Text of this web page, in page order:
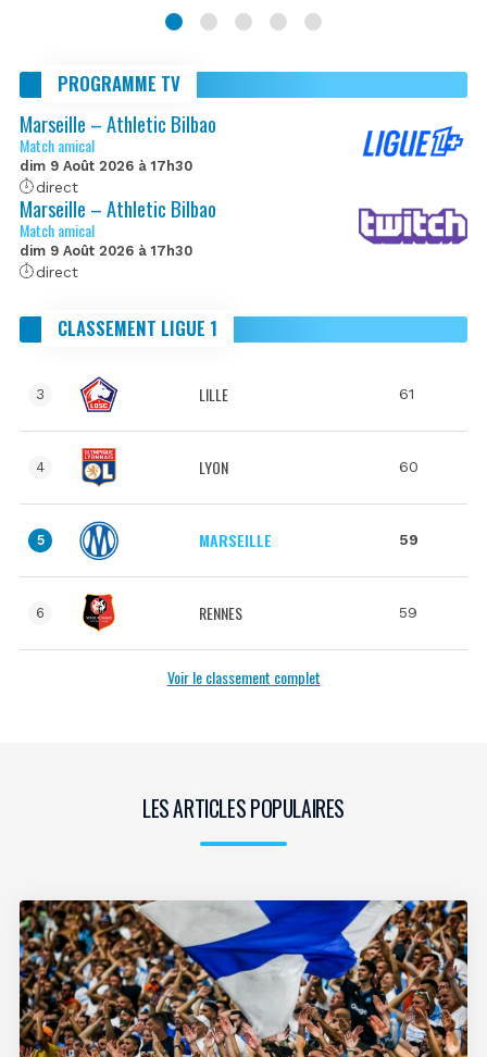
PROGRAMME TV
Marseille – Athletic Bilbao
Match amical
dim 9 Août 2026 à 17h30
direct
Marseille – Athletic Bilbao
Match amical
dim 9 Août 2026 à 17h30
direct
CLASSEMENT LIGUE 1
3 LILLE 61
4 LYON 60
5 MARSEILLE 59
6 RENNES 59
Voir le classement complet
LES ARTICLES POPULAIRES